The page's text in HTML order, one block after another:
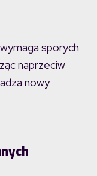
sporych
naprzeciw
nowy